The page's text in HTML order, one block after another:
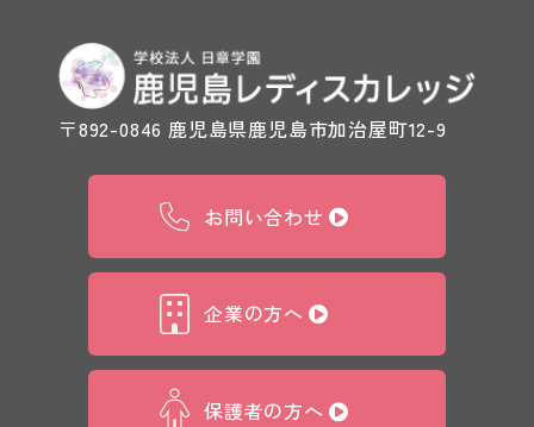
〒892-0846 鹿児島県鹿児島市加治屋町12-9
お問い合わせ
企業の方へ
保護者の方へ